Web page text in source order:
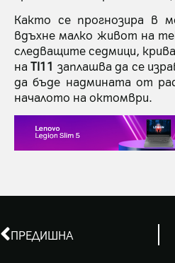
Както се прогнозира в
вдъхне малко живот на
следващите седмици,
наTI11 заплашва да се
да бъде надмината от
началото на октомври.
ПРЕДИШНА